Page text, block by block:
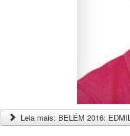
Leia mais: BELÉM 2016: